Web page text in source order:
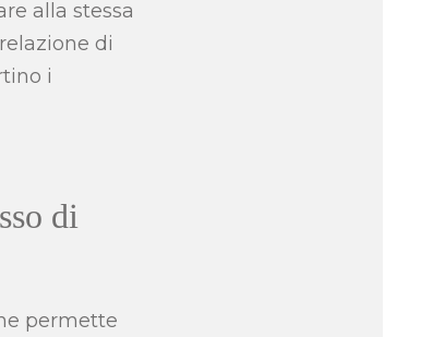
alla stessa
di
i
di
permette